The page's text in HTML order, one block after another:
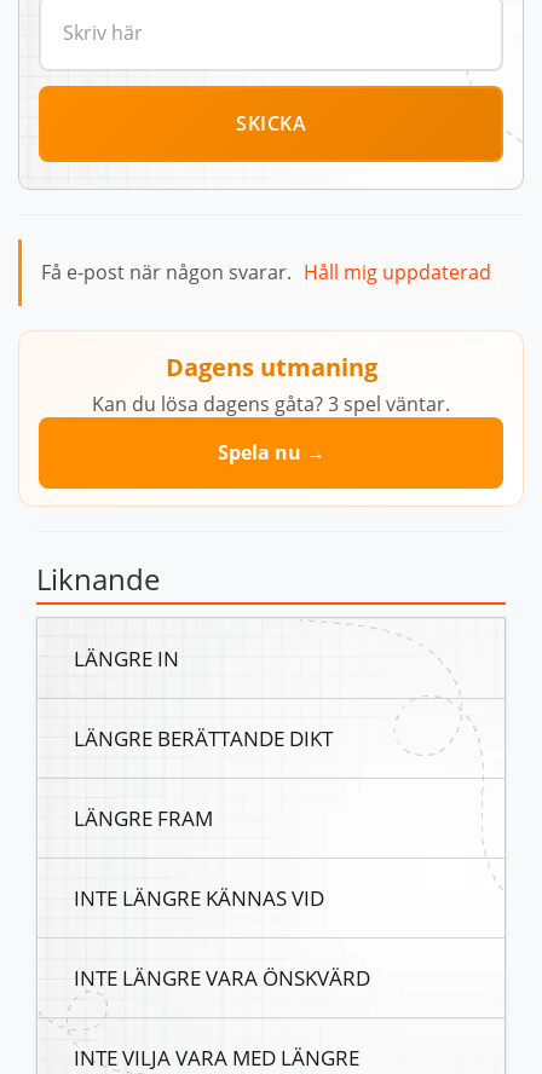
SKICKA
Få e-post när någon svarar. Håll mig uppdaterad
Dagens utmaning
Kan du lösa dagens gåta? 3 spel väntar.
Spela nu →
Liknande
LÄNGRE IN
LÄNGRE BERÄTTANDE DIKT
LÄNGRE FRAM
INTE LÄNGRE KÄNNAS VID
INTE LÄNGRE VARA ÖNSKVÄRD
INTE VILJA VARA MED LÄNGRE